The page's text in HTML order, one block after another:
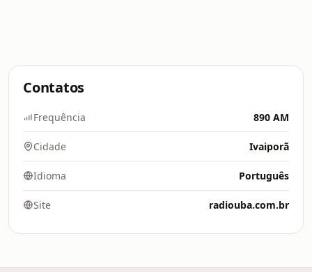
Contatos
Frequência 890 AM
Cidade Ivaiporã
Idioma Português
Site radiouba.com.br